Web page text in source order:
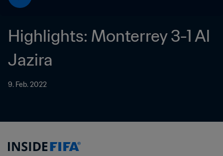
Highlights: Monterrey 3-1 Al
Jazira
9. Feb. 2022